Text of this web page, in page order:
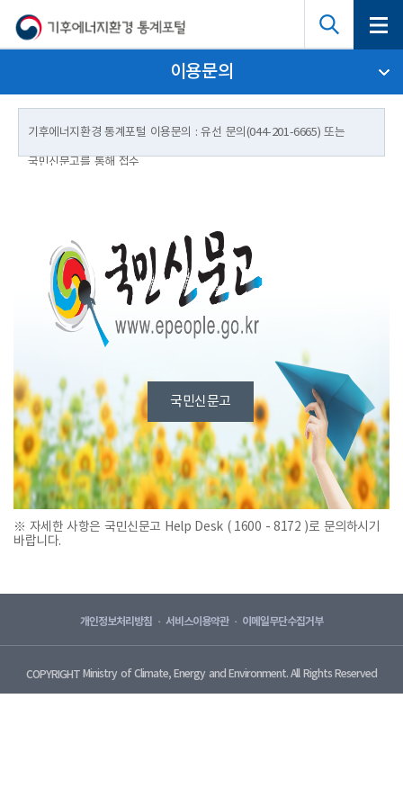
이용문의
기후에너지환경 통계포털 이용문의 : 유선 문의(044-201-6665) 또는
국민신문고를 통해 접수
국민신문고
※ 자세한 사항은 국민신문고 Help Desk ( 1600 - 8172 )로 문의하시기
바랍니다.
개인정보처리방침 서비스이용약관 이메일무단수집거부
COPYRIGHT Ministry of Climate, Energy and Environment. All Rights Reserved